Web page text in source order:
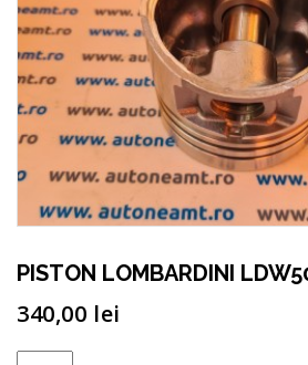
PISTON LOMBARDINI
340,00 lei